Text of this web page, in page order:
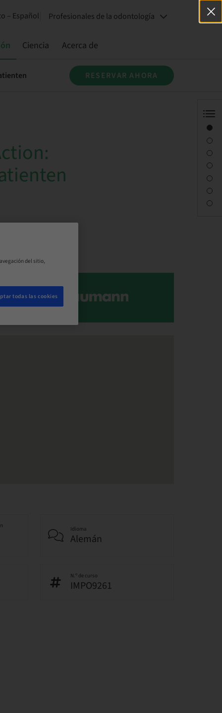
– Español Profesionales de la odontología
Ciencia Acerca de
RESERVAR AHORA
Idioma
Alemán
N.º de curso
IMPO9261
del sitio,
todas las cookies